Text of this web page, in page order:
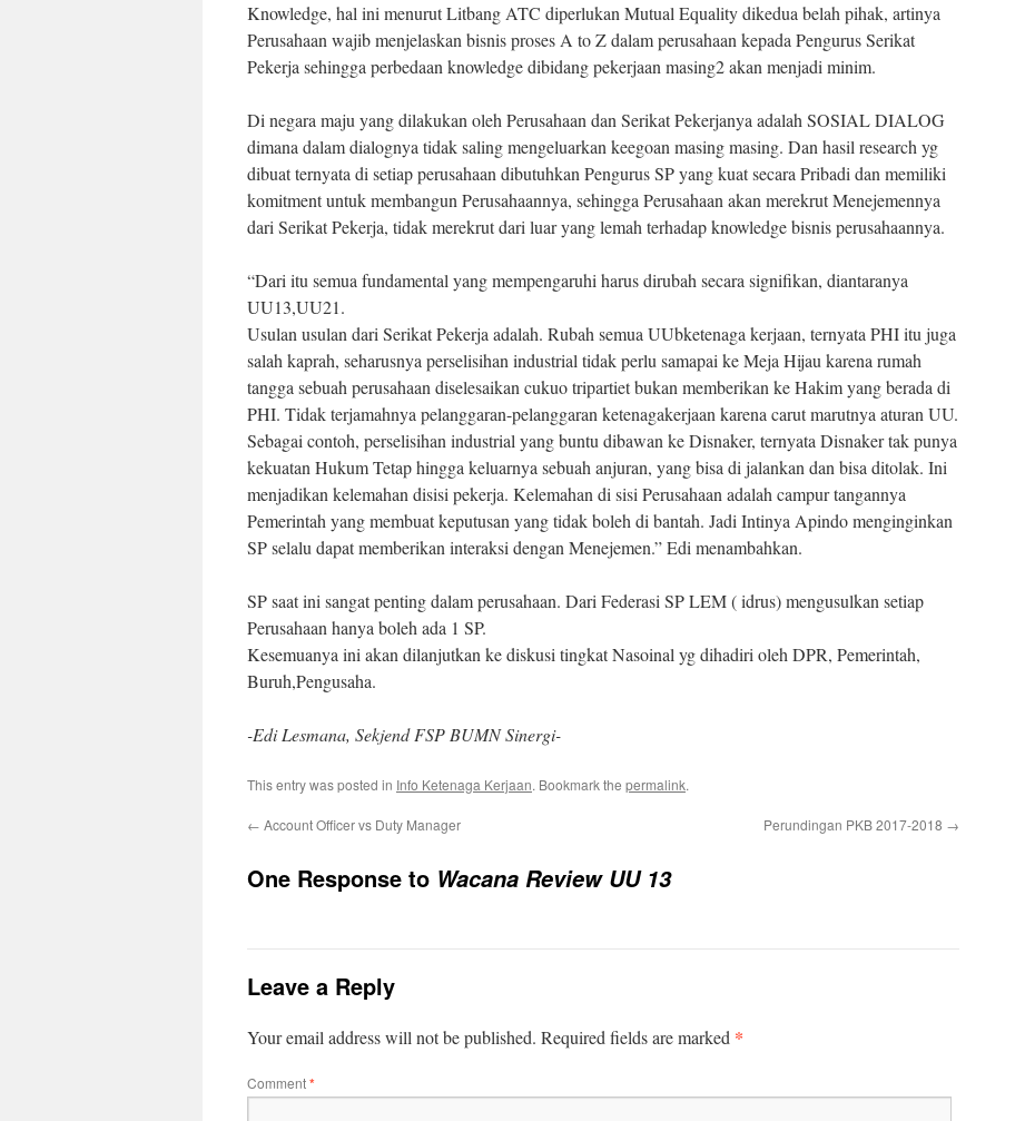
Knowledge, hal ini menurut Litbang ATC diperlukan Mutual Equality dikedua belah pihak, artinya
Perusahaan wajib menjelaskan bisnis proses A to Z dalam perusahaan kepada Pengurus Serikat
Pekerja sehingga perbedaan knowledge dibidang pekerjaan masing2 akan menjadi minim.
Di negara maju yang dilakukan oleh Perusahaan dan Serikat Pekerjanya adalah SOSIAL DIALOG
dimana dalam dialognya tidak saling mengeluarkan keegoan masing masing. Dan hasil research yg
dibuat ternyata di setiap perusahaan dibutuhkan Pengurus SP yang kuat secara Pribadi dan memiliki
komitment untuk membangun Perusahaannya, sehingga Perusahaan akan merekrut Menejemennya
dari Serikat Pekerja, tidak merekrut dari luar yang lemah terhadap knowledge bisnis perusahaannya.
“Dari itu semua fundamental yang mempengaruhi harus dirubah secara signifikan, diantaranya
UU13,UU21.
Usulan usulan dari Serikat Pekerja adalah. Rubah semua UUbketenaga kerjaan, ternyata PHI itu juga
salah kaprah, seharusnya perselisihan industrial tidak perlu samapai ke Meja Hijau karena rumah
tangga sebuah perusahaan diselesaikan cukuo tripartiet bukan memberikan ke Hakim yang berada di
PHI. Tidak terjamahnya pelanggaran-pelanggaran ketenagakerjaan karena carut marutnya aturan UU.
Sebagai contoh, perselisihan industrial yang buntu dibawan ke Disnaker, ternyata Disnaker tak punya
kekuatan Hukum Tetap hingga keluarnya sebuah anjuran, yang bisa di jalankan dan bisa ditolak. Ini
menjadikan kelemahan disisi pekerja. Kelemahan di sisi Perusahaan adalah campur tangannya
Pemerintah yang membuat keputusan yang tidak boleh di bantah. Jadi Intinya Apindo menginginkan
SP selalu dapat memberikan interaksi dengan Menejemen.” Edi menambahkan.
SP saat ini sangat penting dalam perusahaan. Dari Federasi SP LEM ( idrus) mengusulkan setiap
Perusahaan hanya boleh ada 1 SP.
Kesemuanya ini akan dilanjutkan ke diskusi tingkat Nasoinal yg dihadiri oleh DPR, Pemerintah,
Buruh,Pengusaha.
-Edi Lesmana, Sekjend FSP BUMN Sinergi-
This entry was posted in Info Ketenaga Kerjaan. Bookmark the permalink.
← Account Officer vs Duty Manager Perundingan PKB 2017-2018 →
One Response to Wacana Review UU 13
Leave a Reply
Your email address will not be published. Required fields are marked *
Comment*